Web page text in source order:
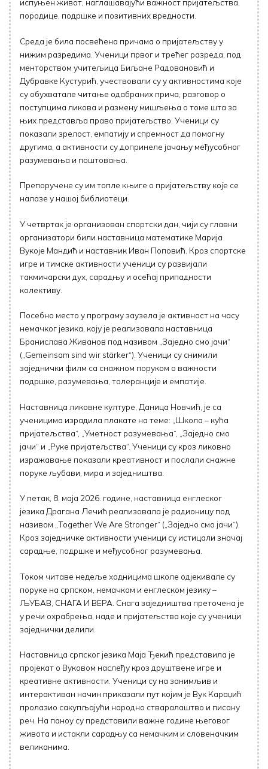
испуњен живот, наглашавајући важност пријатељства,
породице, подршке и позитивних вредности.
Среда је била посвећена причама о пријатељству у
нижим разредима. Ученици првог и трећег разреда, под
менторством учитељица Биљане Радовановић и
Дубравке Кустурић, учествовали су у активностима које
су обухватале читање одабраних прича, разговор о
поступцима ликова и размену мишљења о томе шта за
њих представља право пријатељство. Ученици су
показали зрелост, емпатију и спремност да помогну
другима, а активности су допринеле јачању међусобног
разумевања и поштовања.
Препоручене су им топле књиге о пријатељству које се
налазе у нашој библиотеци.
У четвртак је организован спортски дан, чији су главни
организатори били наставница математике Марија
Вукоје Мандић и наставник Иван Поповић. Кроз спортске
игре и тимске активности ученици су развијали
такмичарски дух, сарадњу и осећај припадности
колективу.
Посебно место у програму заузела је активност на часу
немачког језика, коју је реализовала наставница
Бранислава Живанов под називом „Заједно смо јачи“
(„Gemeinsam sind wir stärker“). Ученици су снимили
заједнички филм са снажном поруком о важности
подршке, разумевања, толеранције и емпатије.
Наставница ликовне културе, Даница Новчић, је са
ученицима израдила плакате на теме: „Школа – кућа
пријатељства“, „Уметност разумевања“, „Заједно смо
јачи“ и „Руке пријатељства“. Ученици су кроз ликовно
изражавање показали креативност и послали снажне
поруке љубави, мира и заједништва.
У петак, 8. маја 2026. године, наставница енглеског
језика Драгана Лечић реализовала је радионицу под
називом „Together We Are Stronger“ („Заједно смо јачи“).
Кроз заједничке активности ученици су истицали значај
сарадње, подршке и међусобног разумевања.
Током читаве недеље ходницима школе одјекивале су
поруке на српском, немачком и енглеском језику –
ЉУБАВ, СНАГА И ВЕРА. Снага заједништва преточена је
у речи охрабрења, наде и пријатељства које су ученици
заједнички делили.
Наставница српског језика Маја Ђекић представила је
пројекат о Вуковом наслеђу кроз друштвене игре и
креативне активности. Ученици су на занимљив и
интерактиван начин приказали пут којим је Вук Караџић
пролазио сакупљајући народно стваралаштво и писану
реч. На паноу су представили важне године његовог
живота и истакли сарадњу са немачким и словеначким
великанима.